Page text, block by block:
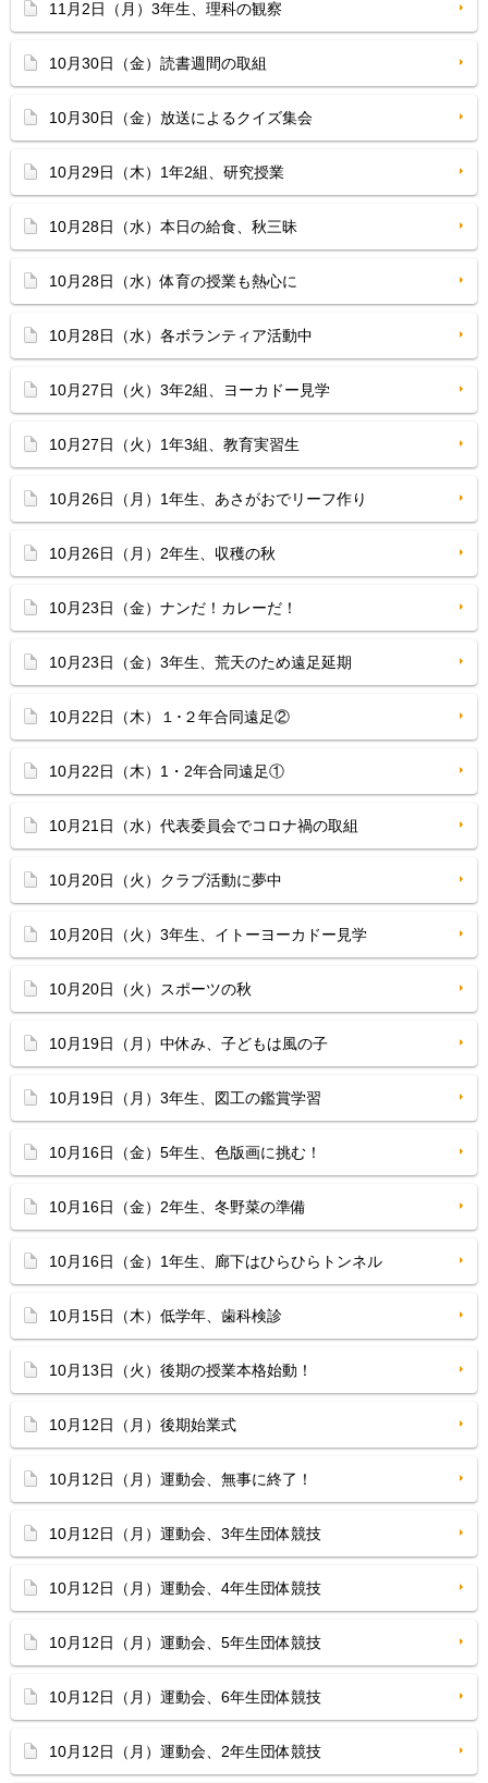
11月2日（月）3年生、理科の観察
10月30日（金）読書週間の取組
10月30日（金）放送によるクイズ集会
10月29日（木）1年2組、研究授業
10月28日（水）本日の給食、秋三昧
10月28日（水）体育の授業も熱心に
10月28日（水）各ボランティア活動中
10月27日（火）3年2組、ヨーカドー見学
10月27日（火）1年3組、教育実習生
10月26日（月）1年生、あさがおでリーフ作り
10月26日（月）2年生、収穫の秋
10月23日（金）ナンだ！カレーだ！
10月23日（金）3年生、荒天のため遠足延期
10月22日（木）１･２年合同遠足②
10月22日（木）1・2年合同遠足①
10月21日（水）代表委員会でコロナ禍の取組
10月20日（火）クラブ活動に夢中
10月20日（火）3年生、イトーヨーカドー見学
10月20日（火）スポーツの秋
10月19日（月）中休み、子どもは風の子
10月19日（月）3年生、図工の鑑賞学習
10月16日（金）5年生、色版画に挑む！
10月16日（金）2年生、冬野菜の準備
10月16日（金）1年生、廊下はひらひらトンネル
10月15日（木）低学年、歯科検診
10月13日（火）後期の授業本格始動！
10月12日（月）後期始業式
10月12日（月）運動会、無事に終了！
10月12日（月）運動会、3年生団体競技
10月12日（月）運動会、4年生団体競技
10月12日（月）運動会、5年生団体競技
10月12日（月）運動会、6年生団体競技
10月12日（月）運動会、2年生団体競技